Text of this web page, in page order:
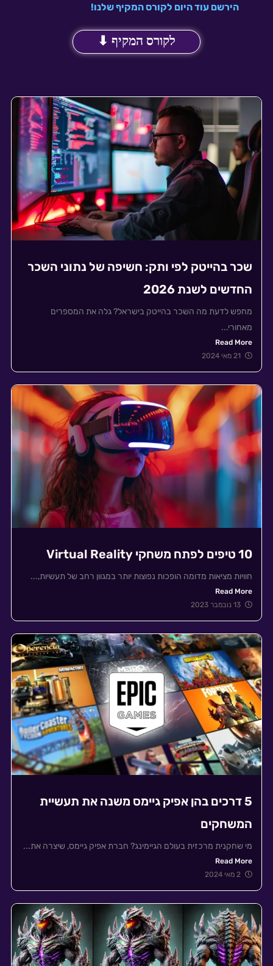
הירשם עוד היום לקורס המקיף שלנו!
לקורס המקיף ⬇
שכר בהייטק לפי ותק: חשיפה של נתוני השכר
החדשים לשנת 2026
מחפש לדעת מה השכר בהייטק בישראל? גלה את המספרים
מאחורי...
Read More
21 מאי 2024
10 טיפים לפתח משחקי Virtual Reality​
חוויות מציאות מדומה הופכות נפוצות יותר במגוון רחב של תעשיות,...
Read More
13 נובמבר 2023
5 דרכים בהן אפיק גיימס משנה את תעשיית
המשחקים
מי שחקנית מרכזית בעולם הגיימינג? חברת אפיק גיימס, שיצרה את...
Read More
2 מאי 2024